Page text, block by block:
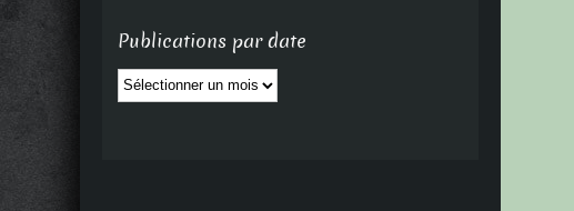
Publications par date
Publications
par